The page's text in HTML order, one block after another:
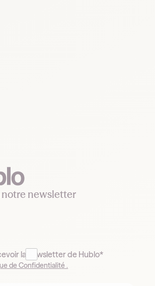
notre newsletter
la newsletter de Hublo*
de Confidentialité .